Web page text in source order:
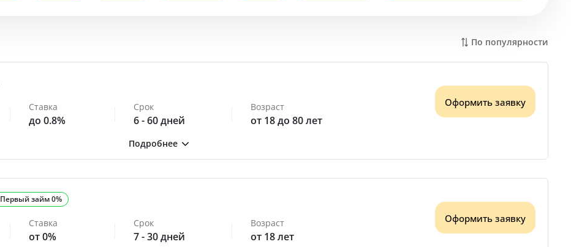
По популярности
Ставка
до 0.8%
Срок
6 - 60 дней
Возраст
от 18 до 80 лет
Оформить заявку
Первый займ 0%
Ставка
от 0%
Срок
7 - 30 дней
Возраст
от 18 лет
Оформить заявку